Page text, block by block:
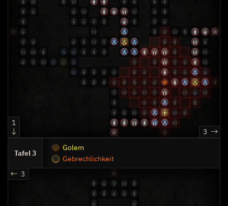
3
1
3
Golem
Gebrechlichkeit
3